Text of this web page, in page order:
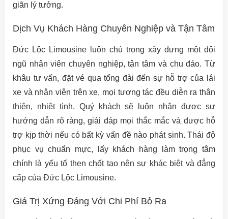
giãn lý tưởng.
Dịch Vụ Khách Hàng Chuyên Nghiệp và Tận Tâm
Đức Lộc Limousine luôn chú trọng xây dựng một đội
ngũ nhân viên chuyên nghiệp, tận tâm và chu đáo. Từ
khâu tư vấn, đặt vé qua tổng đài đến sự hỗ trợ của lái
xe và nhân viên trên xe, mọi tương tác đều diễn ra thân
thiện, nhiệt tình. Quý khách sẽ luôn nhận được sự
hướng dẫn rõ ràng, giải đáp mọi thắc mắc và được hỗ
trợ kịp thời nếu có bất kỳ vấn đề nào phát sinh. Thái độ
phục vụ chuẩn mực, lấy khách hàng làm trọng tâm
chính là yếu tố then chốt tạo nên sự khác biệt và đẳng
cấp của Đức Lộc Limousine.
Giá Trị Xứng Đáng Với Chi Phí Bỏ Ra